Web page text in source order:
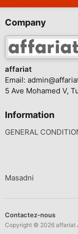
Company
affariat
Email:
5 Ave Mohamed V,
Information
GENERAL
Masadni
Contactez-nous
Copyright © 2026 affariat